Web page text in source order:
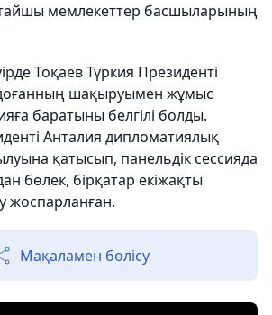
мемлекеттер басшыларының
Тоқаев Түркия Президенті
шақыруымен жұмыс
баратыны белгілі болды.
Анталия дипломатиялық
қатысып, панельдік сессияда
бөлек, бірқатар екіжақты
жоспарланған.
Мақаламен бөлісу